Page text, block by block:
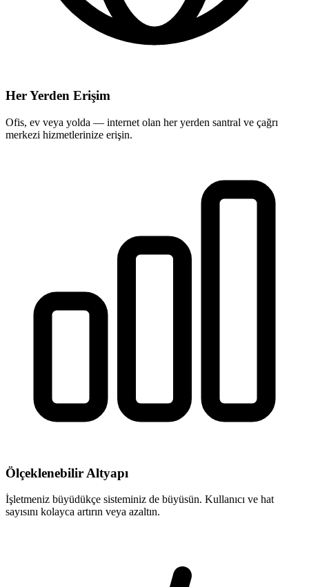
Her Yerden Erişim
Ofis, ev veya yolda — internet olan her yerden santral ve çağrı
merkezi hizmetlerinize erişin.
Ölçeklenebilir Altyapı
İşletmeniz büyüdükçe sisteminiz de büyüsün. Kullanıcı ve hat
sayısını kolayca artırın veya azaltın.